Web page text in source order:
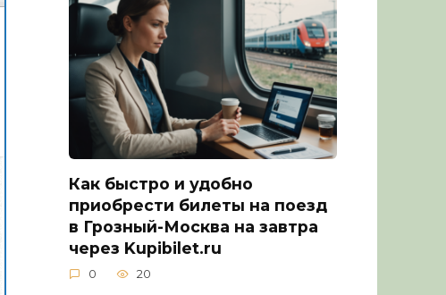
Как быстро и удобно
приобрести билеты на поезд
в Грозный-Москва на завтра
через Kupibilet.ru
0 20